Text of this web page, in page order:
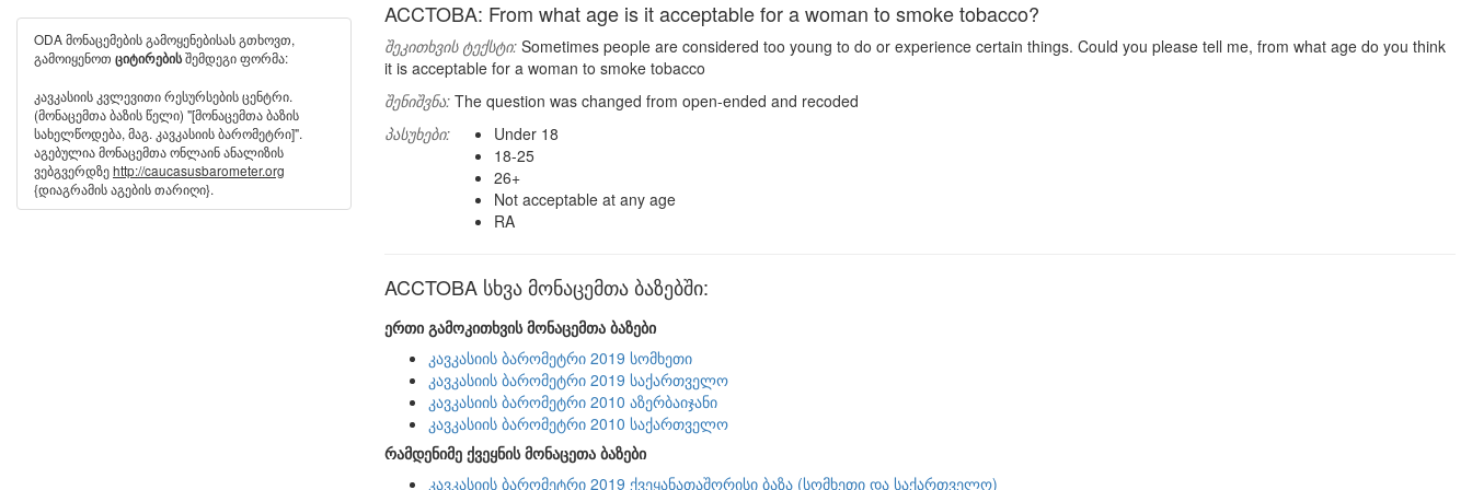
ACCTOBA: From what age is it acceptable for a woman to smoke tobacco?
შეკითხვის ტექსტი: Sometimes people are considered too young to do or experience certain things. Could you please tell me, from what age do you think
it is acceptable for a woman to smoke tobacco
შენიშვნა: The question was changed from open-ended and recoded
პასუხები:
Under 18
18-25
26+
Not acceptable at any age
RA
ACCTOBA სხვა მონაცემთა ბაზებში:
ერთი გამოკითხვის მონაცემთა ბაზები
კავკასიის ბარომეტრი 2019 სომხეთი
კავკასიის ბარომეტრი 2019 საქართველო
კავკასიის ბარომეტრი 2010 აზერბაიჯანი
კავკასიის ბარომეტრი 2010 საქართველო
რამდენიმე ქვეყნის მონაცეთა ბაზები
კავკასიის ბარომეტრი 2019 ქვეყანათაშორისი ბაზა (სომხეთი და საქართველო)
ODA მონაცემების გამოყენებისას გთხოვთ,
გამოიყენოთ ციტირებისშემდეგი ფორმა:
კავკასიის კვლევითი რესურსების ცენტრი.
(მონაცემთა ბაზის წელი) "[მონაცემთა ბაზის
სახელწოდება, მაგ. კავკასიის ბარომეტრი]".
აგებულია მონაცემთა ონლაინ ანალიზის
ვებგვერდზეhttp://caucasusbarometer.org
{დიაგრამის აგების თარიღი}.